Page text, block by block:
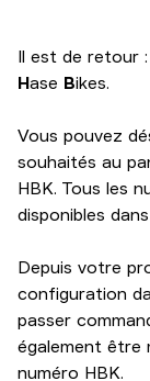
Il est de retour
Hase Bikes.
Vous pouvez
souhaités au
HBK. Tous les
disponibles
Depuis votre
configuration
passer
également être
numéro HBK.